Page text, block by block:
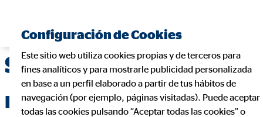
Seguro de salud para
mascotas: cómo
Configuración de Cookies
Este sitio web utiliza cookies propias y de terceros para
fines analíticos y para mostrarle publicidad personalizada
en base a un perfil elaborado a partir de tus hábitos de
navegación (por ejemplo, páginas visitadas). Puede aceptar
todas las cookies pulsando “Aceptar todas las cookies” o